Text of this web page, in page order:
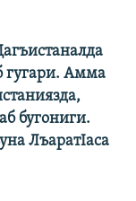
гугари. Амма
бугониги.
ЛъаратIаса